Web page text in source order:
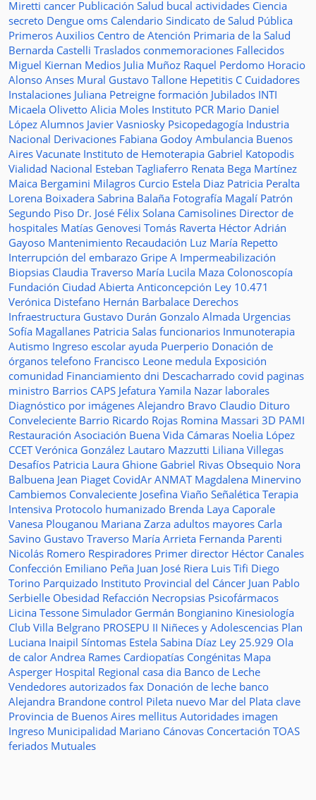
Miretti cancer Publicación Salud bucal actividades Ciencia
secreto Dengue oms Calendario Sindicato de Salud Pública
Primeros Auxilios Centro de Atención Primaria de la Salud
Bernarda Castelli Traslados conmemoraciones Fallecidos
Miguel Kiernan Medios Julia Muñoz Raquel Perdomo Horacio
Alonso Anses Mural Gustavo Tallone Hepetitis C Cuidadores
Instalaciones Juliana Petreigne formación Jubilados INTI
Micaela Olivetto Alicia Moles Instituto PCR Mario Daniel
López Alumnos Javier Vasniosky Psicopedagogía Industria
Nacional Derivaciones Fabiana Godoy Ambulancia Buenos
Aires Vacunate Instituto de Hemoterapia Gabriel Katopodis
Vialidad Nacional Esteban Tagliaferro Renata Bega Martínez
Maica Bergamini Milagros Curcio Estela Diaz Patricia Peralta
Lorena Boixadera Sabrina Balaña Fotografía Magalí Patrón
Segundo Piso Dr. José Félix Solana Camisolines Director de
hospitales Matías Genovesi Tomás Raverta Héctor Adrián
Gayoso Mantenimiento Recaudación Luz María Repetto
Interrupción del embarazo Gripe A Impermeabilización
Biopsias Claudia Traverso María Lucila Maza Colonoscopía
Fundación Ciudad Abierta Anticoncepción Ley 10.471
Verónica Distefano Hernán Barbalace Derechos
Infraestructura Gustavo Durán Gonzalo Almada Urgencias
Sofía Magallanes Patricia Salas funcionarios Inmunoterapia
Autismo Ingreso escolar ayuda Puerperio Donación de
órganos telefono Francisco Leone medula Exposición
comunidad Financiamiento dni Descacharrado covid paginas
ministro Barrios CAPS Jefatura Yamila Nazar laborales
Diagnóstico por imágenes Alejandro Bravo Claudio Dituro
Conveleciente Barrio Ricardo Rojas Romina Massari 3D PAMI
Restauración Asociación Buena Vida Cámaras Noelia López
CCETVerónica González Lautaro Mazzutti Liliana Villegas
Desafíos Patricia Laura Ghione Gabriel Rivas Obsequio Nora
Balbuena Jean Piaget CovidAr ANMAT Magdalena Minervino
Cambiemos Convaleciente Josefina Viaño Señalética Terapia
Intensiva Protocolo humanizado Brenda Laya Caporale
Vanesa Plouganou Mariana Zarza adultos mayores Carla
Savino Gustavo Traverso María Arrieta Fernanda Parenti
Nicolás Romero Respiradores Primer director Héctor Canales
Confección Emiliano Peña Juan José Riera Luis Tifi Diego
Torino Parquizado Instituto Provincial del Cáncer Juan Pablo
Serbielle Obesidad Refacción Necropsias Psicofármacos
Licina Tessone Simulador Germán Bongianino Kinesiología
Club Villa Belgrano PROSEPU II Niñeces y Adolescencias Plan
Luciana Inaipil Síntomas Estela Sabina Díaz Ley 25.929 Ola
de calor Andrea Rames Cardiopatías Congénitas Mapa
Asperger Hospital Regional casa dia Banco de Leche
Vendedores autorizados fax Donación de leche banco
Alejandra Brandone control Pileta nuevo Mar del Plata clave
Provincia de Buenos Aires mellitus Autoridades imagen
Ingreso Municipalidad Mariano Cánovas Concertación TOAS
feriados Mutuales